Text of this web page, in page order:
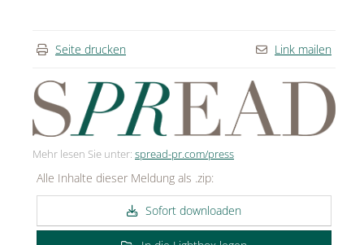
Seite drucken Link mailen
Mehr lesen Sie unter: spread-pr.com/press
Alle Inhalte dieser Meldung als .zip:
Sofort downloaden